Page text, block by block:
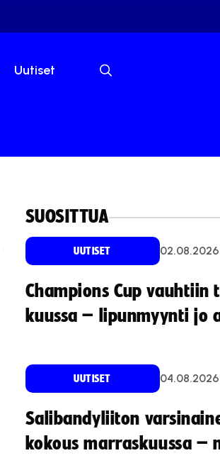
Uutiset
SUOSITTUA
UUTISET 02.08.2026
Champions Cup vauhtiin
kuussa – lipunmyynti jo
UUTISET 04.08.2026
Salibandyliiton
kokous marraskuussa –